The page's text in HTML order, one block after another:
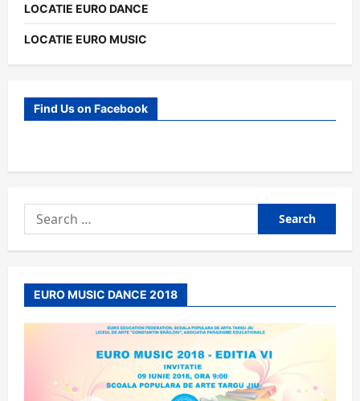
LOCATIE EURO DANCE
LOCATIE EURO MUSIC
Find Us on Facebook
Search
for:
EURO MUSIC DANCE 2018